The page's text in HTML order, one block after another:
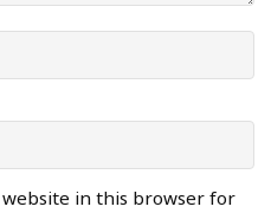
website in this browser for